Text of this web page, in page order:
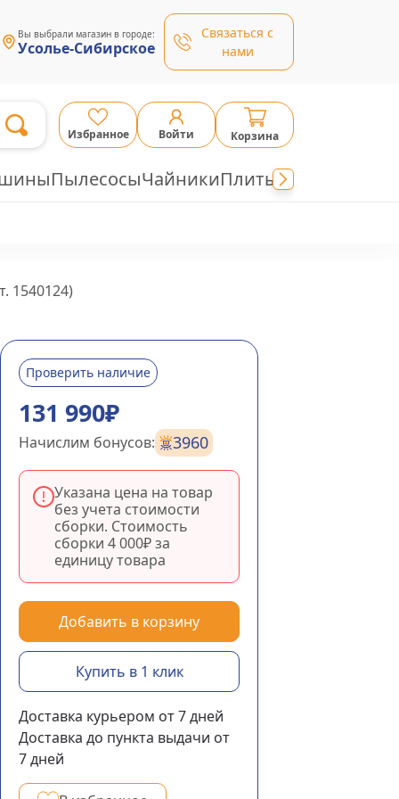
Вы выбрали магазин в городе:
Усолье-Сибирское
Связаться с
нами
Избранное Войти Корзина
ПылесосыЧайникиПлиты
1540124)
131 990₽
Проверить наличие
Начислим бонусов: 3960
Указана цена на товар
без учета стоимости
сборки. Стоимость
сборки 4 000₽за
единицу товара
Добавить в корзину
Купить в 1 клик
Доставка курьером от 7дней
Доставка до пункта выдачи от
7дней